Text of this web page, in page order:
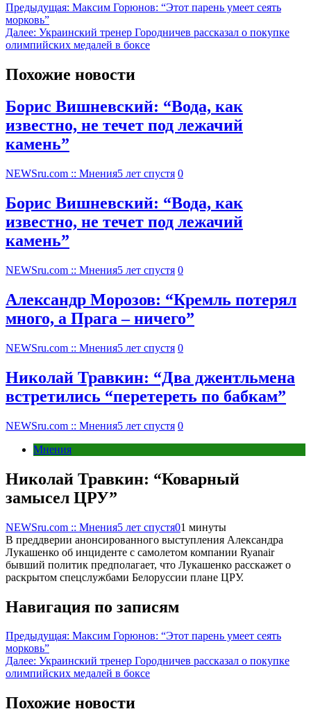
Предыдущая: Максим Горюнов: “Этот парень умеет сеять
морковь”
Далее: Украинский тренер Городничев рассказал о покупке
олимпийских медалей в боксе
Похожие новости
Борис Вишневский: “Вода, как
известно, не течет под лежачий
камень”
NEWSru.com :: Мнения5 лет спустя 0
Борис Вишневский: “Вода, как
известно, не течет под лежачий
камень”
NEWSru.com :: Мнения5 лет спустя 0
Александр Морозов: “Кремль потерял
много, а Прага – ничего”
NEWSru.com :: Мнения5 лет спустя 0
Николай Травкин: “Два джентльмена
встретились “перетереть по бабкам”
NEWSru.com :: Мнения5 лет спустя 0
Мнения
Николай Травкин: “Коварный
замысел ЦРУ”
NEWSru.com :: Мнения5 лет спустя01 минуты
В преддверии анонсированного выступления Александра
Лукашенко об инциденте с самолетом компании Ryanair
бывший политик предполагает, что Лукашенко расскажет о
раскрытом спецслужбами Белоруссии плане ЦРУ.
Навигация по записям
Предыдущая: Максим Горюнов: “Этот парень умеет сеять
морковь”
Далее: Украинский тренер Городничев рассказал о покупке
олимпийских медалей в боксе
Похожие новости